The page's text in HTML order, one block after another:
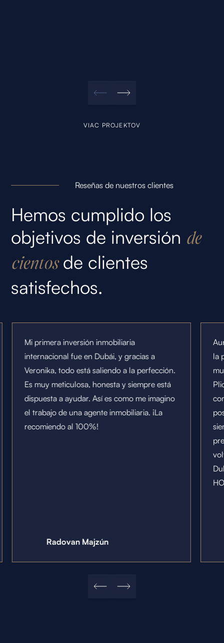
VIAC PROJEKTOV
Reseñas de nuestros clientes
Hemos cumplido los
objetivos de inversión de
cientosde clientes
satisfechos.
Mi primera inversión inmobiliaria
internacional fue en Dubái, y gracias a
Veronika, todo está saliendo a la perfección.
Es muy meticulosa, honesta y siempre está
dispuesta a ayudar. Así es como me imagino
el trabajo de una agente inmobiliaria. ¡La
recomiendo al 100%!
Radovan Majzún
la